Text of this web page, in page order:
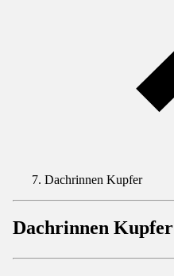
Dachrinnen Kupfer
Dachrinnen Kupfer